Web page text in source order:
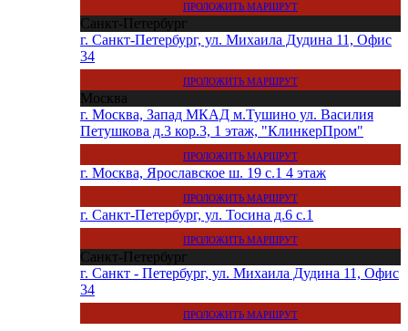
ПРОЛОЖИТЬ МАРШРУТ
Санкт-Петербург
г. Санкт-Петербург, ул. Михаила Дудина 11, Офис
34
ПРОЛОЖИТЬ МАРШРУТ
Москва
г. Москва, Запад МКАД м.Тушино ул. Василия
Петушкова д.3 кор.3, 1 этаж, "КлинкерПром"
ПРОЛОЖИТЬ МАРШРУТ
г. Москва, Ярославское ш. 19 с.1 4 этаж
ПРОЛОЖИТЬ МАРШРУТ
г. Санкт-Петербург, ул. Тосина д.6 с.1
ПРОЛОЖИТЬ МАРШРУТ
Санкт-Петербург
г. Санкт - Петербург, ул. Михаила Дудина 11, Офис
34
ПРОЛОЖИТЬ МАРШРУТ